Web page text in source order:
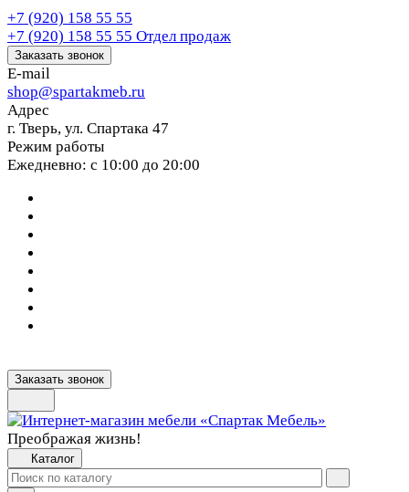
+7 (920) 158 55 55
+7 (920) 158 55 55 Отдел продаж
Заказать звонок
E-mail
shop@spartakmeb.ru
Адрес
г. Тверь, ул. Спартака 47
Режим работы
Ежедневно: с 10:00 до 20:00
Заказать звонок
Преображая жизнь!
Каталог